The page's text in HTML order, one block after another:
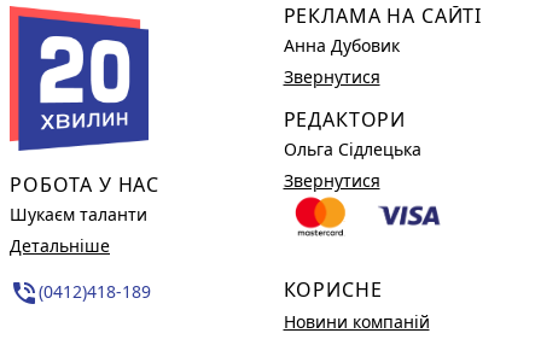
РОБОТА У НАС
Шукаєм таланти
Детальніше
phone_in_talk(0412)418-189
РЕКЛАМА НА САЙТІ
Анна Дубовик
Звернутися
РЕДАКТОРИ
Ольга Сідлецька
Звернутися
КОРИСНЕ
Новини компаній